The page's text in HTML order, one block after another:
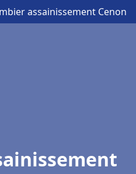
assainissement Cenon